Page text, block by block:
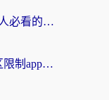
12123在国外能登录吗？海外华人必看的回国加速实用指南
海外党追剧必备：手机解除地区限制app怎么选？解决央视视频&国内剧地区限制全指南